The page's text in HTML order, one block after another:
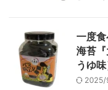
一度
海苔
うゆ味
2025/